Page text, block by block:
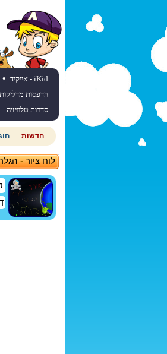
iKid - אייקיד •
הדפסות מדליקות
סדרות טלוויזיה
חדשות
לוח ציור-